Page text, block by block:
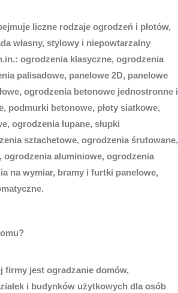
liczne rodzaje ogrodzeń i płotów,
własny, stylowy i niepowtarzalny
ogrodzenia klasyczne, ogrodzenia
palisadowe, panelowe 2D, panelowe
ogrodzenia betonowe jednostronne i
podmurki betonowe, płoty siatkowe,
ogrodzenia łupane, słupki
sztachetowe, ogrodzenia śrutowane,
ogrodzenia aluminiowe, ogrodzenia
na wymiar, bramy i furtki panelowe,
firmy jest ogradzanie domów,
i budynków użytkowych dla osób